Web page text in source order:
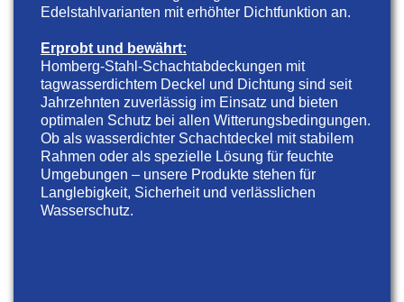
Edelstahlvarianten mit erhöhter Dichtfunktion an.
Erprobt und bewährt:
Homberg-Stahl-Schachtabdeckungen mit
tagwasserdichtem Deckel und Dichtung sind seit
Jahrzehnten zuverlässig im Einsatz und bieten
optimalen Schutz bei allen Witterungsbedingungen.
Ob als wasserdichter Schachtdeckel mit stabilem
Rahmen oder als spezielle Lösung für feuchte
Umgebungen – unsere Produkte stehen für
Langlebigkeit, Sicherheit und verlässlichen
Wasserschutz.